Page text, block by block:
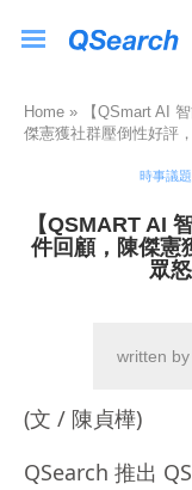
Home »
【QSmart AI
傑憲獲社群壓倒性好評
時事議題
【QSMART AI
件回顧，陳傑憲
眾
written by
(文 / 陳貞樺)
QSearch 推出